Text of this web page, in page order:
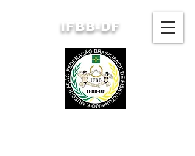
IFBB-DF